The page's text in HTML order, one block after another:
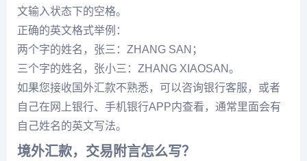
文输入状态下的空格。
正确的英文格式举例：
两个字的姓名，张三：ZHANG SAN；
三个字的姓名，张小三：ZHANG XIAOSAN。
如果您接收国外汇款不熟悉，可以咨询银行客服，或者
自己在网上银行、手机银行APP内查看，通常里面会有
自己姓名的英文写法。
境外汇款，交易附言怎么写？